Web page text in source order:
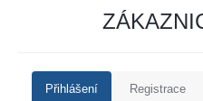
Přihlášení Registrace